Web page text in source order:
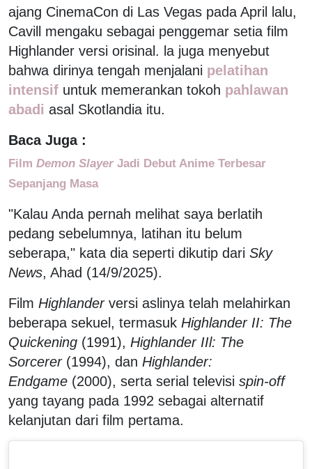
ajang CinemaCon di Las Vegas pada April lalu,
Cavill mengaku sebagai penggemar setia film
Highlander versi orisinal. la juga menyebut
bahwa dirinya tengah menjalani pelatihan
intensif untuk memerankan tokoh pahlawan
abadi asal Skotlandia itu.
Baca Juga :
Film Demon SlayerJadi Debut Anime Terbesar
Sepanjang Masa
"Kalau Anda pernah melihat saya berlatih
pedang sebelumnya, latihan itu belum
seberapa," kata dia seperti dikutip dari Sky
News, Ahad (14/9/2025).
Film Highlanderversi aslinya telah melahirkan
beberapa sekuel, termasuk Highlander II: The
Quickening (1991), Highlander IIl: The
Sorcerer (1994), dan Highlander:
Endgame (2000), serta serial televisi spin-off
yang tayang pada 1992 sebagai alternatif
kelanjutan dari film pertama.